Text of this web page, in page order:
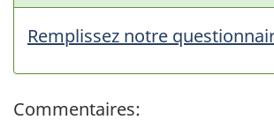
Remplissez notre
Commentaires: